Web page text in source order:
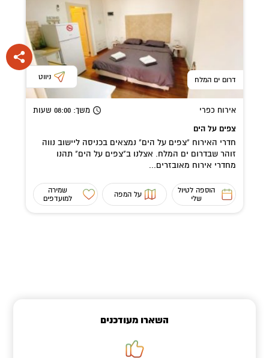
דרום ים המלח ניווט
אירוח כפרי משך: 08:00 שעות
צפים על הים
חדרי האירוח "צפים על הים" נמצאים בכניסה ליישוב נווה
זוהר שבדרום ים המלח. אצלנו ב"צפים על הים" תהנו
מחדרי אירוח מאובזרים...
הוספה לטיול
שלי
על המפה
שמירה
למועדפים
השארו מעודכנים